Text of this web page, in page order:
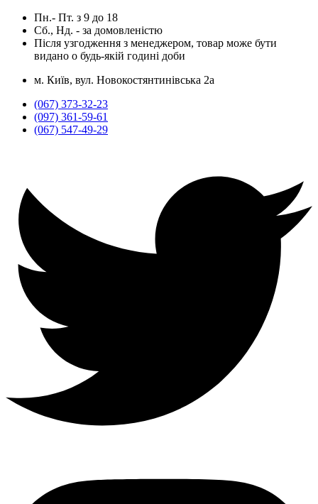
Пн.- Пт. з 9 до 18
Сб., Нд. - за домовленістю
Після узгодження з менеджером, товар може бути
видано о будь-якій годині доби
м. Київ, вул. Новокостянтинівська 2а
(067) 373-32-23
(097) 361-59-61
(067) 547-49-29